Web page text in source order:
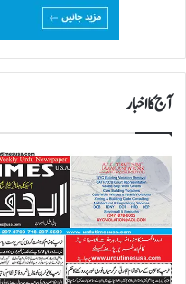
آج کا اخبار